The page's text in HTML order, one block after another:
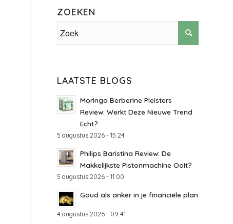
ZOEKEN
LAATSTE BLOGS
Moringa Berberine Pleisters
Review: Werkt Deze Nieuwe Trend
Echt?
5 augustus 2026 - 15:24
Philips Baristina Review: De
Makkelijkste Pistonmachine Ooit?
5 augustus 2026 - 11:00
Goud als anker in je financiële plan
4 augustus 2026 - 09:41